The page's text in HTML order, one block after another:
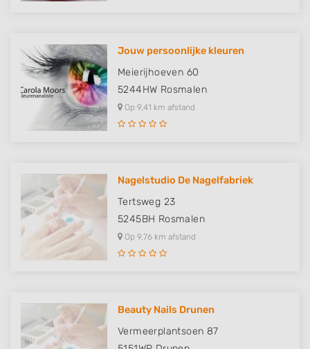
Jouw persoonlijke kleuren
Meierijhoeven 60
5244HW Rosmalen
Op 9,41 km afstand
Nagelstudio De Nagelfabriek
Tertsweg 23
5245BH Rosmalen
Op 9,76 km afstand
Beauty Nails Drunen
Vermeerplantsoen 87